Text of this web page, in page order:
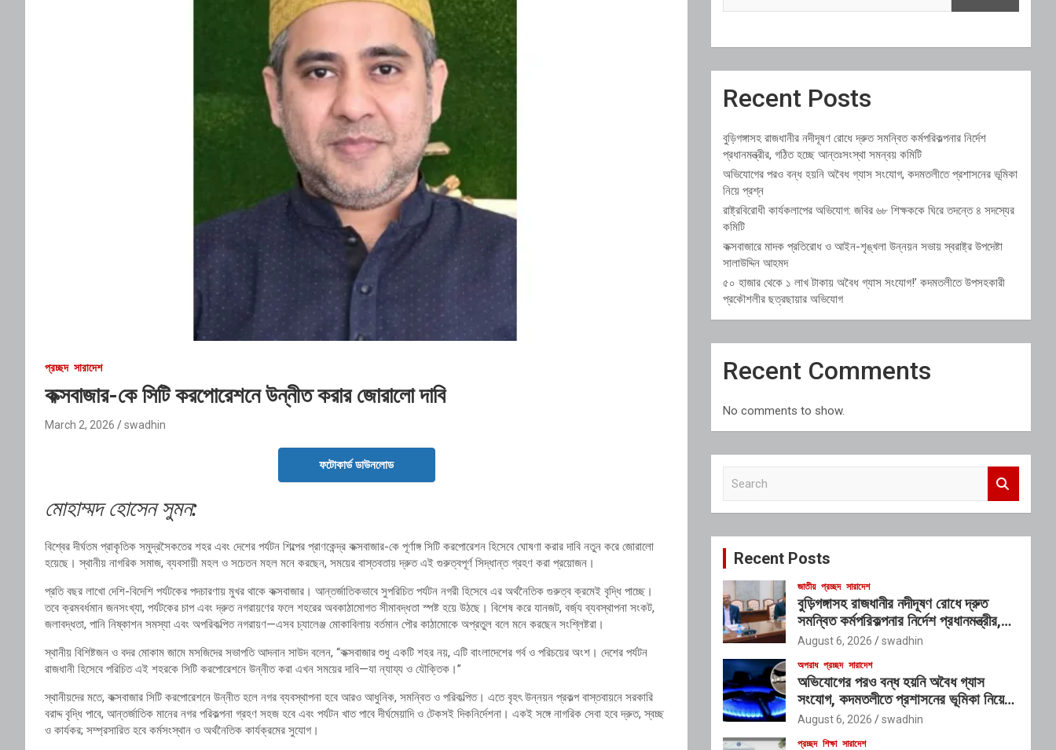
প্রচ্ছদ সারাদেশ
কক্সবাজার-কে সিটি করপোরেশনে উন্নীত করার জোরালো দাবি
March 2, 2026 swadhin
ফটোকার্ড ডাউনলোড
মোহাম্মদ হোসেন সুমন:
বিশ্বের দীর্ঘতম প্রাকৃতিক সমুদ্রসৈকতের শহর এবং দেশের পর্যটন শিল্পের প্রাণকেন্দ্র কক্সবাজার-কে পূর্ণাঙ্গ সিটি করপোরেশন হিসেবে ঘোষণা করার দাবি নতুন করে জোরালো
হয়েছে। স্থানীয় নাগরিক সমাজ, ব্যবসায়ী মহল ও সচেতন মহল মনে করছেন, সময়ের বাস্তবতায় দ্রুত এই গুরুত্বপূর্ণ সিদ্ধান্ত গ্রহণ করা প্রয়োজন।
প্রতি বছর লাখো দেশি-বিদেশি পর্যটকের পদচারণায় মুখর থাকে কক্সবাজার। আন্তর্জাতিকভাবে সুপরিচিত পর্যটন নগরী হিসেবে এর অর্থনৈতিক গুরুত্ব ক্রমেই বৃদ্ধি পাচ্ছে।
তবে ক্রমবর্ধমান জনসংখ্যা, পর্যটকের চাপ এবং দ্রুত নগরায়ণের ফলে শহরের অবকাঠামোগত সীমাবদ্ধতা স্পষ্ট হয়ে উঠছে। বিশেষ করে যানজট, বর্জ্য ব্যবস্থাপনা সংকট,
জলাবদ্ধতা, পানি নিষ্কাশন সমস্যা এবং অপরিকল্পিত নগরায়ণ—এসব চ্যালেঞ্জ মোকাবিলায় বর্তমান পৌর কাঠামোকে অপ্রতুল বলে মনে করছেন সংশ্লিষ্টরা।
স্থানীয় বিশিষ্টজন ও বদর মোকাম জামে মসজিদের সভাপতি আদনান সাউদ বলেন, “কক্সবাজার শুধু একটি শহর নয়, এটি বাংলাদেশের গর্ব ও পরিচয়ের অংশ। দেশের পর্যটন
রাজধানী হিসেবে পরিচিত এই শহরকে সিটি করপোরেশনে উন্নীত করা এখন সময়ের দাবি—যা ন্যায্য ও যৌক্তিক।”
স্থানীয়দের মতে, কক্সবাজার সিটি করপোরেশনে উন্নীত হলে নগর ব্যবস্থাপনা হবে আরও আধুনিক, সমন্বিত ও পরিকল্পিত। এতে বৃহৎ উন্নয়ন প্রকল্প বাস্তবায়নে সরকারি
বরাদ্দ বৃদ্ধি পাবে, আন্তর্জাতিক মানের নগর পরিকল্পনা গ্রহণ সহজ হবে এবং পর্যটন খাত পাবে দীর্ঘমেয়াদি ও টেকসই দিকনির্দেশনা। একই সঙ্গে নাগরিক সেবা হবে দ্রুত, স্বচ্ছ
ও কার্যকর; সম্প্রসারিত হবে কর্মসংস্থান ও অর্থনৈতিক কার্যক্রমের সুযোগ।
Recent Posts
বুড়িগঙ্গাসহ রাজধানীর নদীদূষণ রোধে দ্রুত সমন্বিত কর্মপরিকল্পনার নির্দেশ
প্রধানমন্ত্রীর, গঠিত হচ্ছে আন্তঃসংস্থা সমন্বয় কমিটি
অভিযোগের পরও বন্ধ হয়নি অবৈধ গ্যাস সংযোগ, কদমতলীতে প্রশাসনের ভূমিকা
নিয়ে প্রশ্ন
রাষ্ট্রবিরোধী কার্যকলাপের অভিযোগ: জবির ৬৮ শিক্ষককে ঘিরে তদন্তে ৪ সদস্যের
কমিটি
কক্সবাজারে মাদক প্রতিরোধ ও আইন-শৃঙ্খলা উন্নয়ন সভায় স্বরাষ্ট্র উপদেষ্টা
সালাউদ্দিন আহমদ
৫০ হাজার থেকে ১ লাখ টাকায় অবৈধ গ্যাস সংযোগ!’ কদমতলীতে উপসহকারী
প্রকৌশলীর ছত্রছায়ার অভিযোগ
Recent Comments
No comments to show.
c
Recent Posts
জাতীয় প্রচ্ছদ সারাদেশ
বুড়িগঙ্গাসহ রাজধানীর নদীদূষণ রোধে দ্রুত
সমন্বিত কর্মপরিকল্পনার নির্দেশ প্রধানমন্ত্রীর,
গঠিত হচ্ছে আন্তঃসংস্থা সমন্বয় কমিটি
August 6, 2026 swadhin
অপরাধ প্রচ্ছদ সারাদেশ
অভিযোগের পরও বন্ধ হয়নি অবৈধ গ্যাস
সংযোগ, কদমতলীতে প্রশাসনের ভূমিকা নিয়ে
প্রশ্ন
August 6, 2026 swadhin
প্রচ্ছদ শিক্ষা সারাদেশ